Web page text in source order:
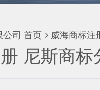
公司 首页 威海商标注
尼斯商标